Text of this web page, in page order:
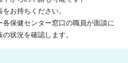
お持ちください。
保健センター窓口の職員が面談に
状況を確認します。